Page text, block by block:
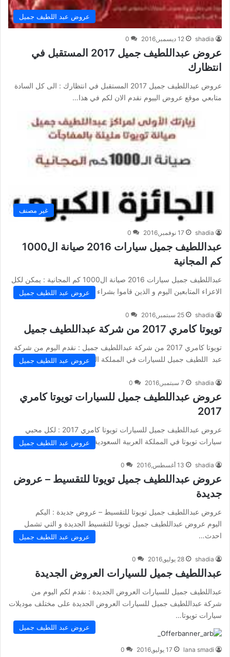
عروض عبد اللطيف جميل
shadia 12 ديسمبر,2016 0
عروض عبداللطيف جميل 2017 المستقبل في
انتظارك
عروض عبداللطيف جميل 2017 المستقبل في انتظارك : الى كل السادة
متابعي موقع عروض الييوم نقدم الان لكم في هذا…
غير مصنف
shadia 17 نوفمبر,2016 0
عبداللطيف جميل سيارات 2016 صيانة ال1000
كم المجانية
عبداللطيف جميل سيارات 2016 صيانة ال1000 كم المجانية : يمكن لكل
الاعزاء المتابعين اليوم و الذين قاموا بشراء سيارات من…عروض عبد اللطيف جميل
shadia 25 سبتمبر,2016 0
تويوتا كامري 2017 من شركة عبداللطيف جميل
تويوتا كامري 2017 من شركة عبداللطيف جميل : نقدم اليوم من شركة
عبد اللطيف جميل للسيارات في المملكة العربية السعودية…
عروض عبد اللطيف جميل
shadia 7 سبتمبر,2016 0
عروض عبداللطيف جميل للسيارات تويوتا كامري
2017
عروض عبداللطيف جميل للسيارات تويوتا كامري 2017 : لكل محبي
سيارات تويوتا في المملكة العربية السعودية نقدم لكم مجموعة من…
عروض عبد اللطيف جميل
shadia 13 أغسطس,2016 0
عروض عبداللطيف جميل تويوتا للتقسيط – عروض
جديدة
عروض عبداللطيف جميل تويوتا للتقسيط – عروض جديدة : اليكم
اليوم عروض عبداللطيف جميل تويوتا للتقسيط الجديدة و التي تشمل
احدث…
عروض عبد اللطيف جميل
shadia 28 يوليو,2016 0
عبداللطيف جميل للسيارات العروض الجديدة
عبداللطيف جميل للسيارات العروض الجديدة : نقدم لكم اليوم من
شركة عبداللطيف جميل للسيارات العروض الجديدة على مختلف موديلات
سيارات تويوتا…
عروض عبد اللطيف جميل
lana smadi 17 يوليو,2016 0